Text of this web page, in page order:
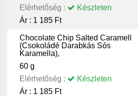
Elérhetőség :
Készleten
Ár : 1 185 Ft
Chocolate Chip Salted Caramell
(Csokoládé Darabkás Sós
Karamella),
60 g
Elérhetőség :
Készleten
Ár : 1 185 Ft